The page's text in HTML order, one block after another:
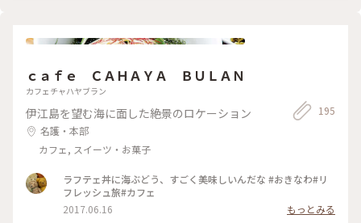
ｃａｆｅ ＣＡＨＡＹＡ ＢＵＬＡＮ
カフェチャハヤブラン
伊江島を望む海に面した絶景のロケーション
名護・本部
カフェ, スイーツ・お菓子
195
ラフテェ丼に海ぶどう、すごく美味しいんだな #おきなわ#リ
フレッシュ旅#カフェ
2017.06.16
もっとみる